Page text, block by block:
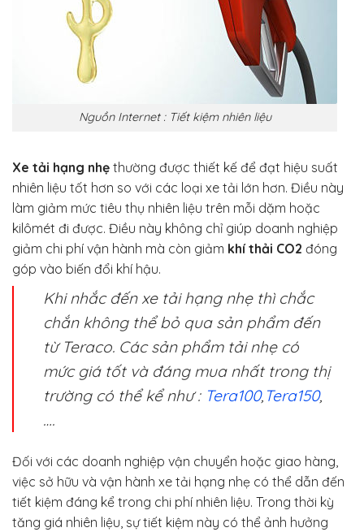
Nguồn Internet : Tiết kiệm nhiên liệu
Xe tải hạng nhẹ thường được thiết kế để đạt hiệu suất
nhiên liệu tốt hơn so với các loại xe tải lớn hơn. Điều này
làm giảm mức tiêu thụ nhiên liệu trên mỗi dặm hoặc
kilômét đi được. Điều này không chỉ giúp doanh nghiệp
giảm chi phí vận hành mà còn giảm khí thải CO2 đóng
góp vào biến đổi khí hậu.
Khi nhắc đến xe tải hạng nhẹ thì chắc
chắn không thể bỏ qua sản phẩm đến
từ Teraco. Các sản phẩm tải nhẹ có
mức giá tốt và đáng mua nhất trong thị
trường có thể kể như : Tera100, Tera150,
….
Đối với các doanh nghiệp vận chuyển hoặc giao hàng,
việc sở hữu và vận hành xe tải hạng nhẹ có thể dẫn đến
tiết kiệm đáng kể trong chi phí nhiên liệu. Trong thời kỳ
tăng giá nhiên liệu, sự tiết kiệm này có thể ảnh hưởng